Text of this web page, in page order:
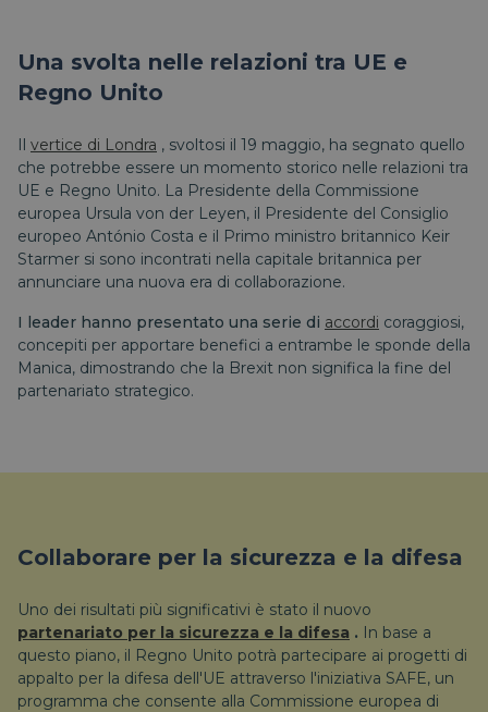
Una svolta nelle relazioni tra UE e
Regno Unito
Il vertice di Londra , svoltosi il 19 maggio, ha segnato quello
che potrebbe essere un momento storico nelle relazioni tra
UE e Regno Unito. La Presidente della Commissione
europea Ursula von der Leyen, il Presidente del Consiglio
europeo António Costa e il Primo ministro britannico Keir
Starmer si sono incontrati nella capitale britannica per
annunciare una nuova era di collaborazione.
I leader hanno presentato una serie di accordi coraggiosi,
concepiti per apportare benefici a entrambe le sponde della
Manica, dimostrando che la Brexit non significa la fine del
partenariato strategico.
Collaborare per la sicurezza e la difesa
Uno dei risultati più significativi è stato il nuovo
partenariato per la sicurezza e la difesa . In base a
questo piano, il Regno Unito potrà partecipare ai progetti di
appalto per la difesa dell'UE attraverso l'iniziativa SAFE, un
programma che consente alla Commissione europea di